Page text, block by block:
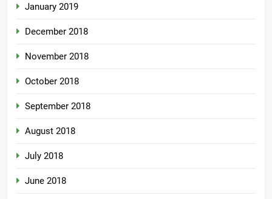
January 2019
December 2018
November 2018
October 2018
September 2018
August 2018
July 2018
June 2018